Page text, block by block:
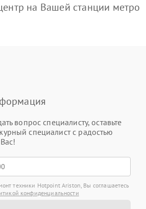
на Вашей станции метро
вопрос специалисту, оставьте
специалист с радостью
техники Hotpoint Ariston, Вы соглашаетесь
конфиденциальности